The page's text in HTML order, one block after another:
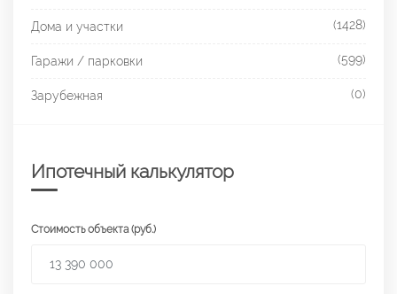
Дома и участки (1428)
Гаражи / парковки (599)
Зарубежная (0)
Ипотечный калькулятор
Стоимость объекта (руб.)